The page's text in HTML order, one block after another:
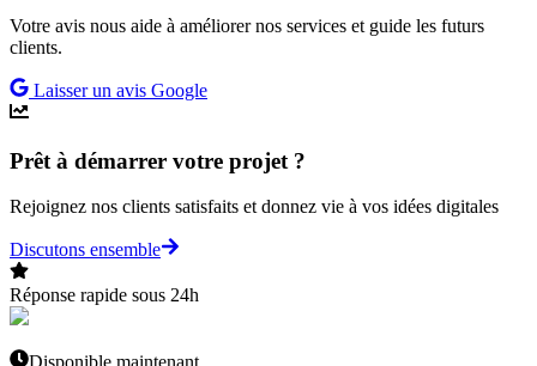
Votre avis nous aide à améliorer nos services et guide les futurs
clients.
Laisser un avis Google
Prêt à démarrer votre projet ?
Rejoignez nos clients satisfaits et donnez vie à vos idées digitales
Discutons ensemble
Réponse rapide sous 24h